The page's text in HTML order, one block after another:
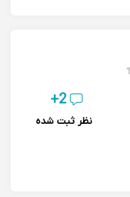
2+
نظر ثبت شده